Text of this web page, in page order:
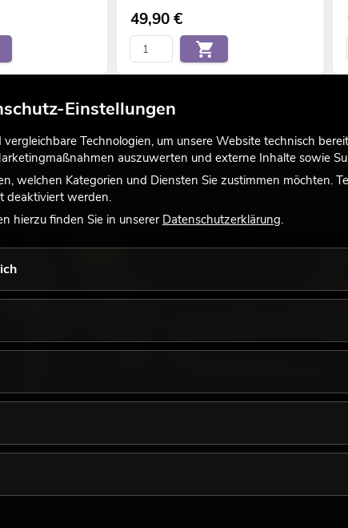
49,90€
Retro-Licht im modernen Lichtdesign: Warum
Einstellungen
Technologien, um unsere Website technisch
auszuwerten und externe Inhalte sowie
welchen Kategorien und Diensten Sie zustimmen möchten.
deaktiviert werden.
hierzu finden Sie in unsererDatenschutzerklärung.